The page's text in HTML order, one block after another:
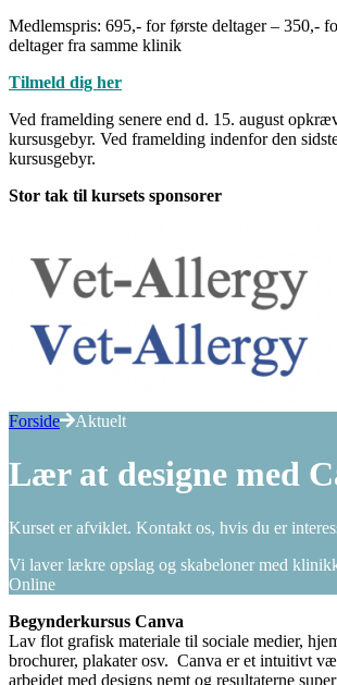
Medlemspris: 695,- for første deltager – 350,-
deltager fra samme klinik
Tilmeld dig her
Ved framelding senere end d. 15. august
kursusgebyr. Ved framelding indenfor den
kursusgebyr.
Stor tak til kursets sponsorer
Forside Aktuelt
Lær at designe med
Kurset er afviklet. Kontakt os, hvis du er
Vi laver lækre opslag og skabeloner med
Online
Begynderkursus Canva
Lav flot grafisk materiale til sociale medier,
brochurer, plakater osv. Canva er et intuitivt
arbejdet med designs nemt og resultaterne